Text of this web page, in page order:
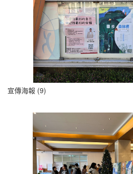
宣傳海報 (9)